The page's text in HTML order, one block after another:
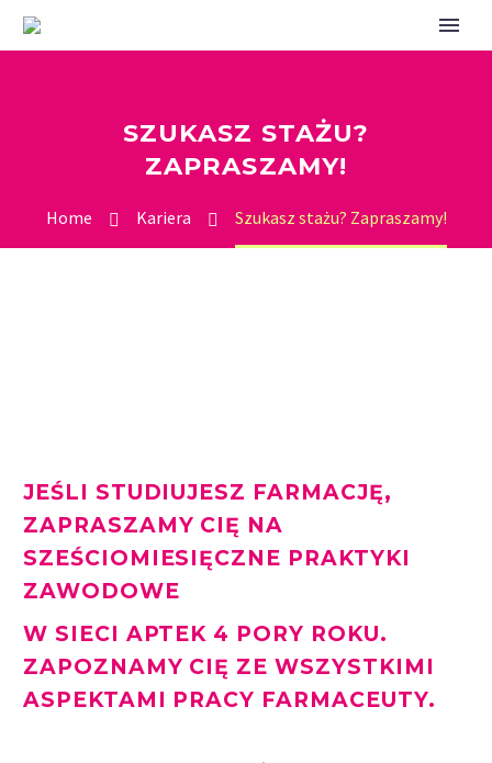
SZUKASZ STAŻU?
ZAPRASZAMY!
Home Kariera Szukasz stażu? Zapraszamy!
JEŚLI STUDIUJESZ FARMACJĘ,
ZAPRASZAMY CIĘ NA
SZEŚCIOMIESIĘCZNE PRAKTYKI
ZAWODOWE
W SIECI APTEK 4 PORY ROKU.
ZAPOZNAMY CIĘ ZE WSZYSTKIMI
ASPEKTAMI PRACY FARMACEUTY.